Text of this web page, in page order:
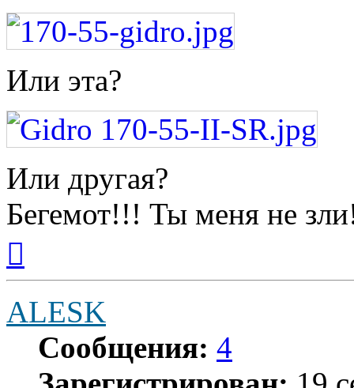
Или эта?
Или другая?
Бегемот!!! Ты меня не
началу
ALESK
Сообщения: 4